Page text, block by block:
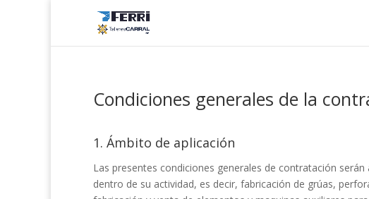
Condiciones generales de la
1. Ámbito de aplicación
Las presentes condiciones generales de contratación
dentro de su actividad, es decir, fabricación de grúas,